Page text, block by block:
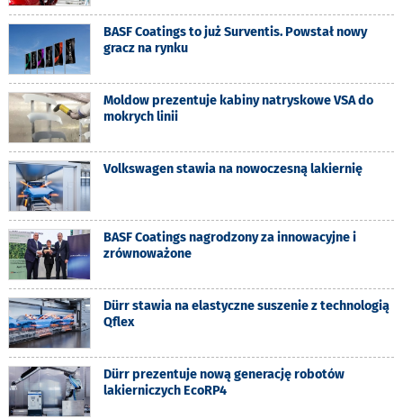
BASF Coatings to już Surventis. Powstał nowy
gracz na rynku
Moldow prezentuje kabiny natryskowe VSA do
mokrych linii
Volkswagen stawia na nowoczesną lakiernię
BASF Coatings nagrodzony za innowacyjne i
zrównoważone
Dürr stawia na elastyczne suszenie z technologią
Qflex
Dürr prezentuje nową generację robotów
lakierniczych EcoRP4